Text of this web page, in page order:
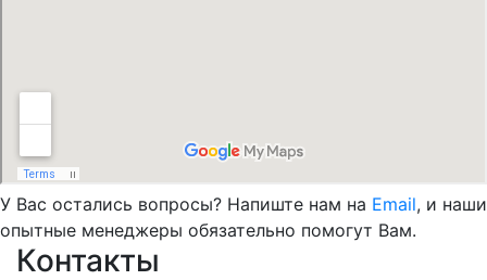
У Вас остались вопросы? Напиште нам на Email, и наши
опытные менеджеры обязательно помогут Вам.
Контакты